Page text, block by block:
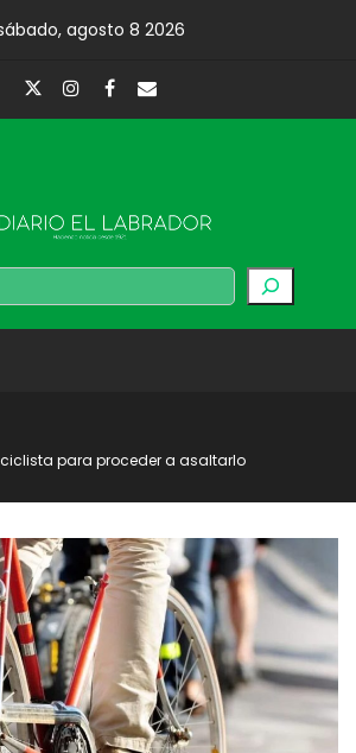
agosto 8 2026
Buscar
para proceder a asaltarlo